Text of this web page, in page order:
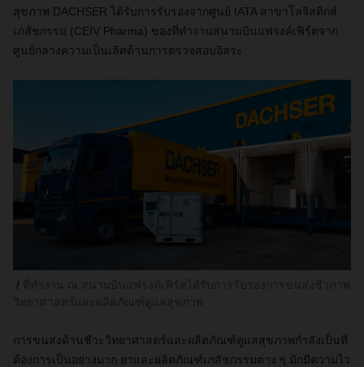
สุขภาพ DACHSER ได้รับการรับรองจากศูนย์ IATA สาขาโลจิสติกส์
เภสัชกรรม (CEIV Pharma) ของที่ทำงานสนามบินแฟรงค์เฟิร์ตจาก
ศูนย์กลางความเป็นเลิศด้านการตรวจสอบอิสระ
การขนส่งด้านชีวะวิทยาศาสตร์และผลิตภัณฑ์ดูแลสุขภาพกำลังเป็นที่
ต้องการเป็นอย่างมาก ยาและผลิตภัณฑ์เภสัชกรรมต่าง ๆ มักมีความไว